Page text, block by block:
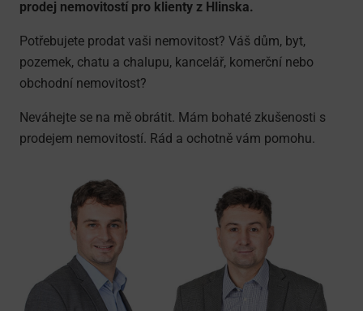
prodej nemovitostí pro klienty z Hlinska.
Potřebujete prodat vaši nemovitost? Váš dům, byt,
pozemek, chatu a chalupu, kancelář, komerční nebo
obchodní nemovitost?
Neváhejte se na mě obrátit. Mám bohaté zkušenosti s
prodejem nemovitostí. Rád a ochotně vám pomohu.